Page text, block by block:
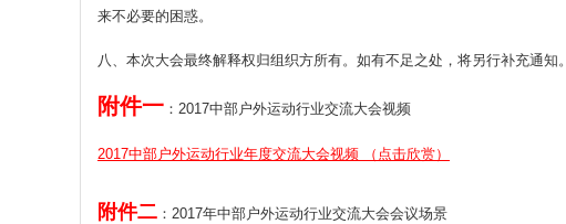
来不必要的困惑。
八、本次大会最终解释权归组织方所有。如有不足之处，将另行补充通知。
附件一 ：2017中部户外运动行业交流大会视频
2017中部户外运动行业年度交流大会视频 （点击欣赏）
附件二 ：2017年中部户外运动行业交流大会会议场景